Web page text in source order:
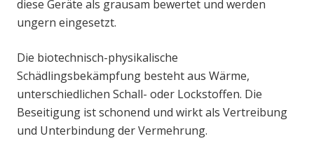
diese Geräte als grausam bewertet und werden
ungern eingesetzt.
Die biotechnisch-physikalische
Schädlingsbekämpfung besteht aus Wärme,
unterschiedlichen Schall- oder Lockstoffen. Die
Beseitigung ist schonend und wirkt als Vertreibung
und Unterbindung der Vermehrung.